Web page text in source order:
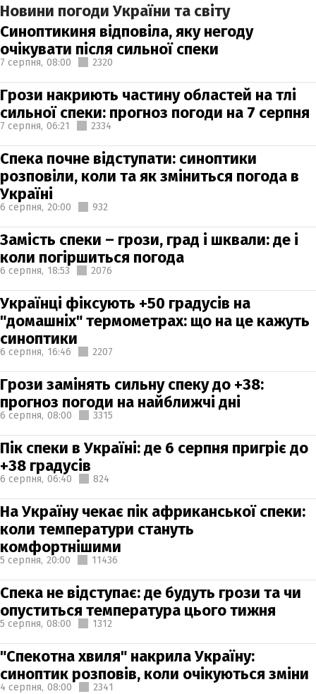
Новини погоди України та світу
Синоптикиня відповіла, яку негоду
очікувати після сильної спеки
7 серпня, 08:00 2320
Грози накриють частину областей на тлі
сильної спеки: прогноз погоди на 7 серпня
7 серпня, 06:21 2334
Спека почне відступати: синоптики
розповіли, коли та як зміниться погода в
Україні
6 серпня, 20:00 932
Замість спеки – грози, град і шквали: де і
коли погіршиться погода
6 серпня, 18:53 2076
Українці фіксують +50 градусів на
"домашніх" термометрах: що на це кажуть
синоптики
6 серпня, 16:46 2207
Грози замінять сильну спеку до +38:
прогноз погоди на найближчі дні
6 серпня, 08:00 3315
Пік спеки в Україні: де 6 серпня пригріє до
+38 градусів
6 серпня, 06:40 824
На Україну чекає пік африканської спеки:
коли температури стануть
комфортнішими
5 серпня, 20:00 11436
Спека не відступає: де будуть грози та чи
опуститься температура цього тижня
5 серпня, 08:00 1312
"Спекотна хвиля" накрила Україну:
синоптик розповів, коли очікуються зміни
4 серпня, 08:00 2341